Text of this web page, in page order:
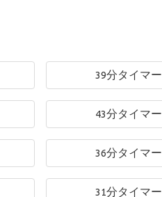
39分タイマー
43分タイマー
36分タイマー
31分タイマー